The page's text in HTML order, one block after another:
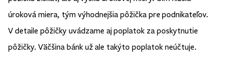
úroková miera, tým výhodnejšia pôžička pre podnikateľov.
V detaile pôžičky uvádzame aj poplatok za poskytnutie
pôžičky. Väčšina bánk už ale takýto poplatok neúčtuje.